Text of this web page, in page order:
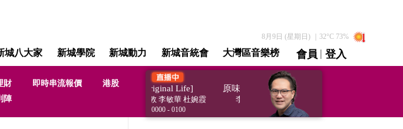
8月9日 (星期日) ｜ 32°C 73%
城八大家 新城學院 新城動力 新城音統會 大灣區音樂榜 會員 | 登入
直播 / 重溫
財 即時串流報價
港股
陣
原味生活館 [Original Life] 原味生活館 [Original Life]
李碩宏 梁浩菱 梁梓敦 李敏華 杜婉霞 李碩宏 梁浩菱 梁梓敦 李敏華 杜婉霞
0000 - 0100